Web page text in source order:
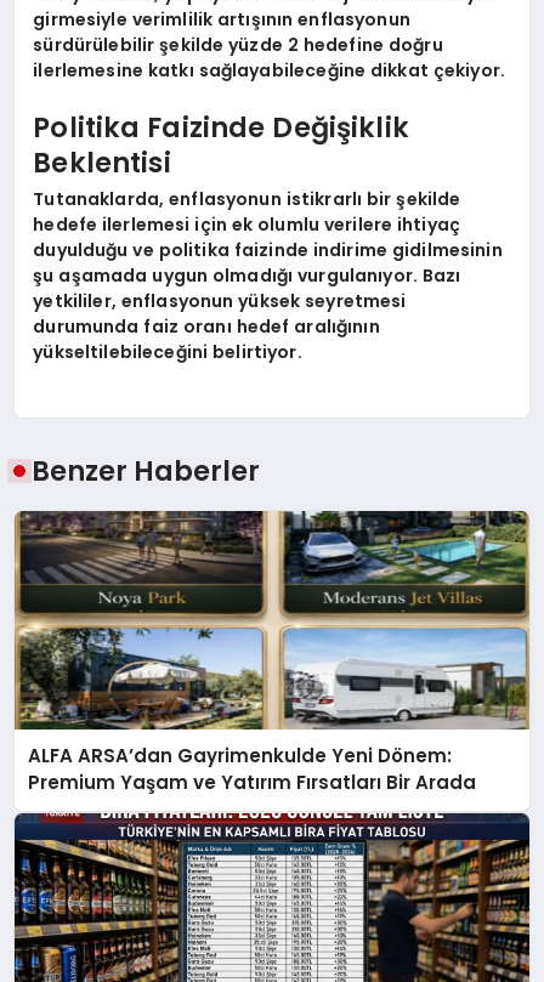
girmesiyle verimlilik artışının enflasyonun
sürdürülebilir şekilde yüzde 2 hedefine doğru
ilerlemesine katkı sağlayabileceğine dikkat çekiyor.
Politika Faizinde Değişiklik
Beklentisi
Tutanaklarda, enflasyonun istikrarlı bir şekilde
hedefe ilerlemesi için ek olumlu verilere ihtiyaç
duyulduğu ve politika faizinde indirime gidilmesinin
şu aşamada uygun olmadığı vurgulanıyor. Bazı
yetkililer, enflasyonun yüksek seyretmesi
durumunda faiz oranı hedef aralığının
yükseltilebileceğini belirtiyor.
Benzer Haberler
ALFA ARSA’dan Gayrimenkulde Yeni Dönem:
Premium Yaşam ve Yatırım Fırsatları Bir Arada